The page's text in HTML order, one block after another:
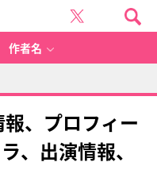
作者名
、プロフィー
、出演情報、